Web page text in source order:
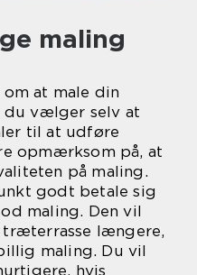
maling
at male din
du vælger selv at
til at udføre
opmærksom på, at
på maling.
godt betale sig
maling. Den vil
længere,
maling. Du vil
hvis